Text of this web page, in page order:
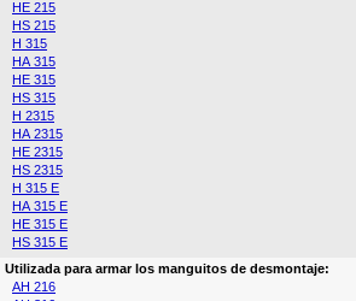
HE 215
HS 215
H 315
HA 315
HE 315
HS 315
H 2315
HA 2315
HE 2315
HS 2315
H 315 E
HA 315 E
HE 315 E
HS 315 E
Utilizada para armar los manguitos de desmontaje:
AH 216